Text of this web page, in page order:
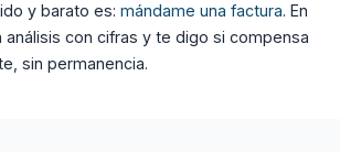
y barato es: mándame una factura. En
con cifras y te digo si compensa
sin permanencia.